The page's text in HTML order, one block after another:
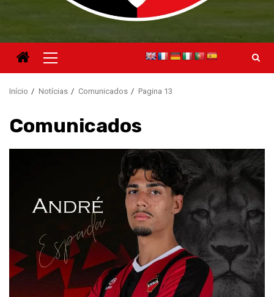
Menu
principal
Início Notícias Comunicados Pagina 13
Comunicados